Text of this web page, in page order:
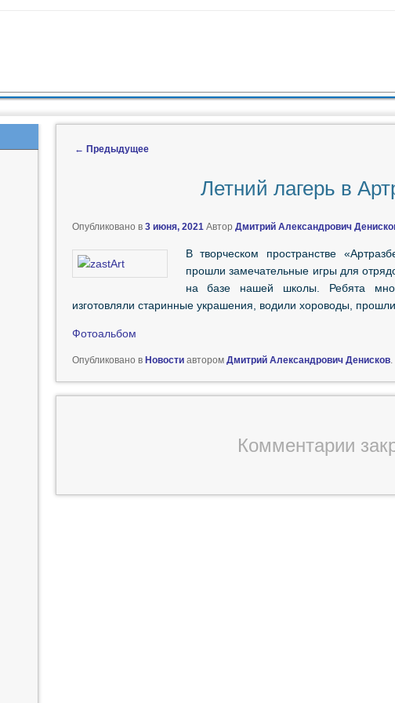
← Предыдущее
Летний лагерь в
Опубликовано в 3 июня, 2021 Автор Дмитрий Александрович
В творческом пространстве
прошли замечательные игры для
на базе нашей школы. Ребята
изготовляли старинные украшения, водили хороводы,
Фотоальбом
Опубликовано в Новостиавтором Дмитрий Александрович Денисков.
Комментарии